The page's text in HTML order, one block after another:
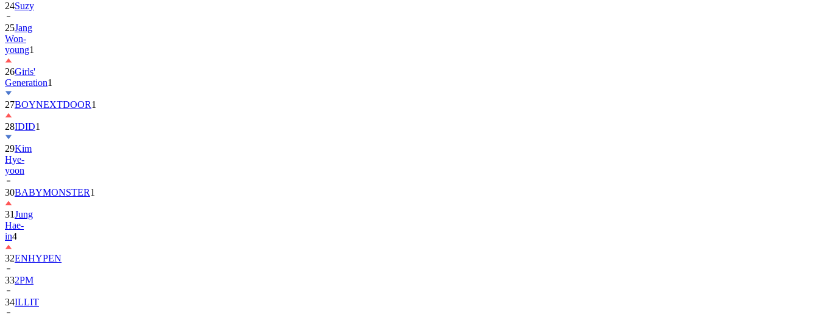
24Suzy
25Jang
Won-
young1
26Girls'
Generation1
27BOYNEXTDOOR1
28IDID1
29Kim
Hye-
yoon
30BABYMONSTER1
31Jung
Hae-
in4
32ENHYPEN
332PM
34ILLIT